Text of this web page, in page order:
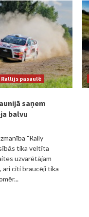
Rallijs pasaulē
saņem
balvu
"Rally
tika veltīta
uzvarētājam
ari citi braucēji tika